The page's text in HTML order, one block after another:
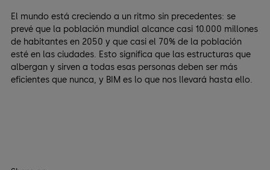
El mundo está creciendo a un ritmo sin precedentes: se
prevé que la población mundial alcance casi 10.000 millones
de habitantes en 2050 y que casi el 70% de la población
esté en las ciudades. Esto significa que las estructuras que
albergan y sirven a todas esas personas deben ser más
eficientes que nunca, y BIM es lo que nos llevará hasta ello.